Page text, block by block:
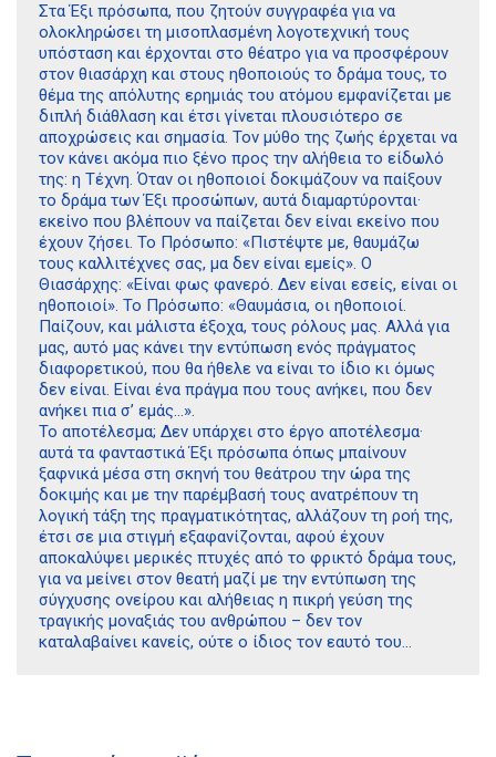
Στα Έξι πρόσωπα, που ζητούν συγγραφέα για να
ολοκληρώσει τη μισοπλασμένη λογοτεχνική τους
υπόσταση και έρχονται στο θέατρο για να προσφέρουν
στον θιασάρχη και στους ηθοποιούς το δράμα τους, το
θέμα της απόλυτης ερημιάς του ατόμου εμφανίζεται με
διπλή διάθλαση και έτσι γίνεται πλουσιότερο σε
αποχρώσεις και σημασία. Τον μύθο της ζωής έρχεται να
τον κάνει ακόμα πιο ξένο προς την αλήθεια το είδωλό
της: η Τέχνη. Όταν οι ηθοποιοί δοκιμάζουν να παίξουν
το δράμα των Έξι προσώπων, αυτά διαμαρτύρονται·
εκείνο που βλέπουν να παίζεται δεν είναι εκείνο που
έχουν ζήσει. Το Πρόσωπο: «Πιστέψτε με, θαυμάζω
τους καλλιτέχνες σας, μα δεν είναι εμείς». Ο
Θιασάρχης: «Είναι φως φανερό. Δεν είναι εσείς, είναι οι
ηθοποιοί». Το Πρόσωπο: «Θαυμάσια, οι ηθοποιοί.
Παίζουν, και μάλιστα έξοχα, τους ρόλους μας. Αλλά για
μας, αυτό μας κάνει την εντύπωση ενός πράγματος
διαφορετικού, που θα ήθελε να είναι το ίδιο κι όμως
δεν είναι. Είναι ένα πράγμα που τους ανήκει, που δεν
ανήκει πια σ’ εμάς…».
Το αποτέλεσμα; Δεν υπάρχει στο έργο αποτέλεσμα·
αυτά τα φανταστικά Έξι πρόσωπα όπως μπαίνουν
ξαφνικά μέσα στη σκηνή του θεάτρου την ώρα της
δοκιμής και με την παρέμβασή τους ανατρέπουν τη
λογική τάξη της πραγματικότητας, αλλάζουν τη ροή της,
έτσι σε μια στιγμή εξαφανίζονται, αφού έχουν
αποκαλύψει μερικές πτυχές από το φρικτό δράμα τους,
για να μείνει στον θεατή μαζί με την εντύπωση της
σύγχυσης ονείρου και αλήθειας η πικρή γεύση της
τραγικής μοναξιάς του ανθρώπου – δεν τον
καταλαβαίνει κανείς, ούτε ο ίδιος τον εαυτό του…